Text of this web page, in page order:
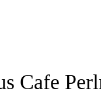
Cafe